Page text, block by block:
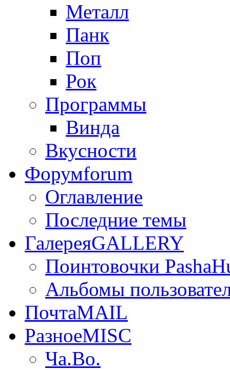
Металл
Панк
Поп
Рок
Программы
Винда
Вкусности
Форумforum
Оглавление
Последние темы
ГалереяGALLERY
Поинтовочки
Альбомы
ПочтаMAIL
РазноеMISC
Ча.Во.